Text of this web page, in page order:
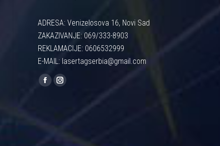
ADRESA: Venizelosova 16, Novi Sad
ZAKAZIVANJE: 069/333-8903
REKLAMACIJE: 0606532999
E-MAIL: lasertagserbia@gmail.com
Find us on:
FacebookInstagram